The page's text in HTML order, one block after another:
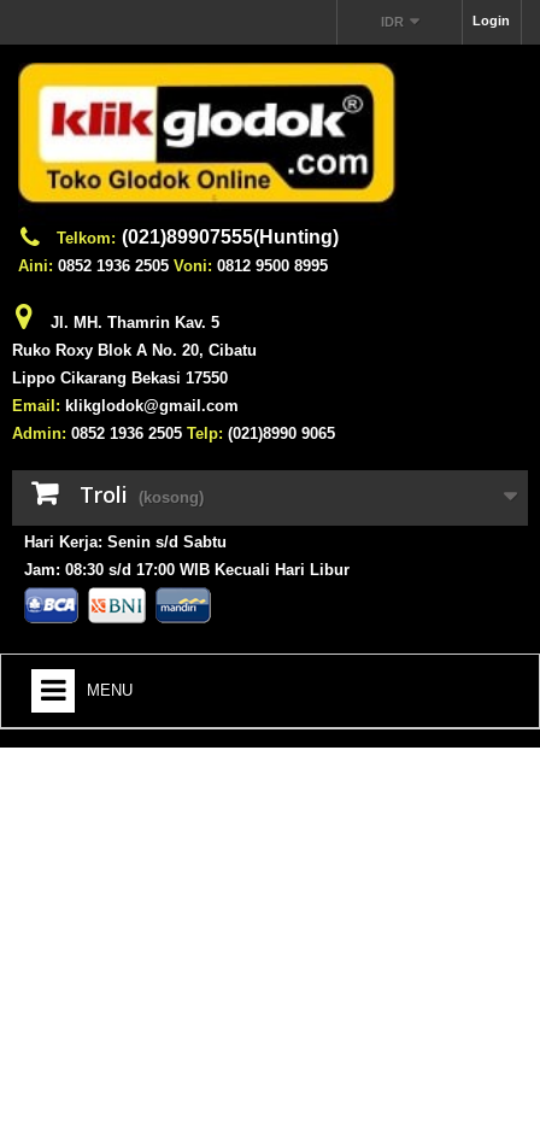
Login
IDR
Telkom: (021)89907555(Hunting)
Aini: 0852 1936 2505 Voni: 0812 9500 8995
Jl. MH. Thamrin Kav. 5
Ruko Roxy Blok A No. 20, Cibatu
Lippo Cikarang Bekasi 17550
Email: klikglodok@gmail.com
Admin: 0852 1936 2505 Telp: (021)8990 9065
Troli (kosong)
Hari Kerja: Senin s/d Sabtu
Jam: 08:30 s/d 17:00 WIB Kecuali Hari Libur
MENU